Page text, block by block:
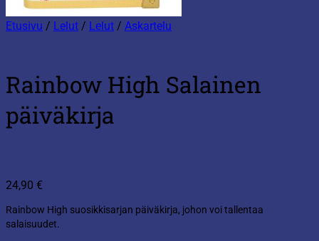
Etusivu / Lelut / Lelut / Askartelu
Rainbow High Salainen
päiväkirja
24,90 €
Rainbow High suosikkisarjan päiväkirja, johon voi tallentaa
salaisuudet.